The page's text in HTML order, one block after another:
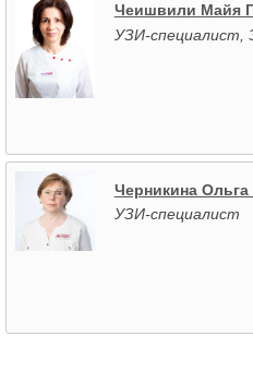
Чеишвили Майя
УЗИ-специалист,
Черникина
УЗИ-специалист